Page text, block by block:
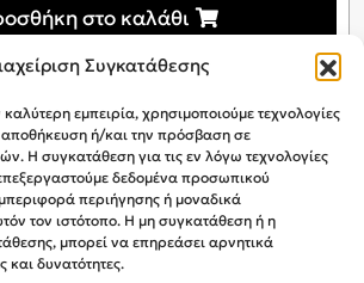
Συγκατάθεσης
εμπειρία, χρησιμοποιούμε τεχνολογίες
ή/και την πρόσβαση σε
Η συγκατάθεση για τις εν λόγω τεχνολογίες
δεδομένα προσωπικού
περιήγησης ή μοναδικά
τον ιστότοπο. Η μη συγκατάθεση ή η
μπορεί να επηρεάσει αρνητικά
και δυνατότητες.
στο καλάθι